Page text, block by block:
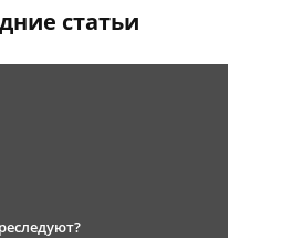
статьи